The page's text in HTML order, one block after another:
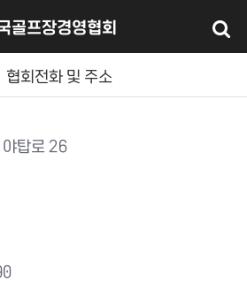
골프장경영협회
협회전화 및 주소
탑로 26